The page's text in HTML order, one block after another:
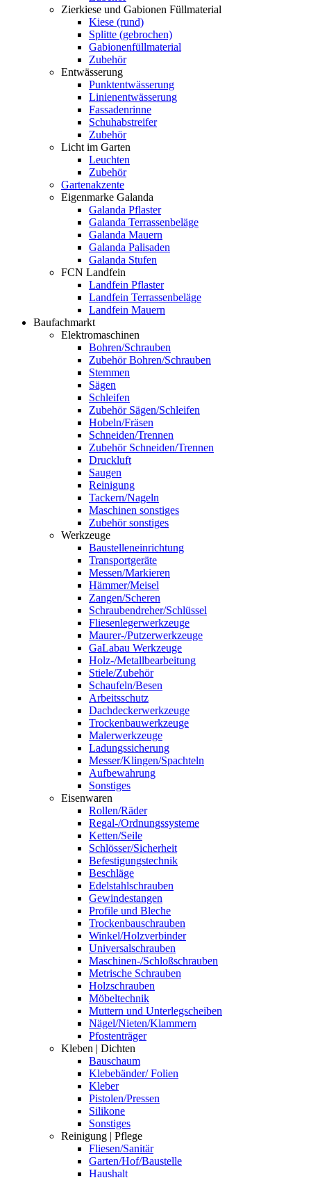
Zierkiese und Gabionen Füllmaterial
Kiese (rund)
Splitte (gebrochen)
Gabionenfüllmaterial
Zubehör
Entwässerung
Punktentwässerung
Linienentwässerung
Fassadenrinne
Schuhabstreifer
Zubehör
Licht im Garten
Leuchten
Zubehör
Gartenakzente
Eigenmarke Galanda
Galanda Pflaster
Galanda Terrassenbeläge
Galanda Mauern
Galanda Palisaden
Galanda Stufen
FCN Landfein
Landfein Pflaster
Landfein Terrassenbeläge
Landfein Mauern
Baufachmarkt
Elektromaschinen
Bohren/Schrauben
Zubehör Bohren/Schrauben
Stemmen
Sägen
Schleifen
Zubehör Sägen/Schleifen
Hobeln/Fräsen
Schneiden/Trennen
Zubehör Schneiden/Trennen
Druckluft
Saugen
Reinigung
Tackern/Nageln
Maschinen sonstiges
Zubehör sonstiges
Werkzeuge
Baustelleneinrichtung
Transportgeräte
Messen/Markieren
Hämmer/Meisel
Zangen/Scheren
Schraubendreher/Schlüssel
Fliesenlegerwerkzeuge
Maurer-/Putzerwerkzeuge
GaLabau Werkzeuge
Holz-/Metallbearbeitung
Stiele/Zubehör
Schaufeln/Besen
Arbeitsschutz
Dachdeckerwerkzeuge
Trockenbauwerkzeuge
Malerwerkzeuge
Ladungssicherung
Messer/Klingen/Spachteln
Aufbewahrung
Sonstiges
Eisenwaren
Rollen/Räder
Regal-/Ordnungssysteme
Ketten/Seile
Schlösser/Sicherheit
Befestigungstechnik
Beschläge
Edelstahlschrauben
Gewindestangen
Profile und Bleche
Trockenbauschrauben
Winkel/Holzverbinder
Universalschrauben
Maschinen-/Schloßschrauben
Metrische Schrauben
Holzschrauben
Möbeltechnik
Muttern und Unterlegscheiben
Nägel/Nieten/Klammern
Pfostenträger
Kleben | Dichten
Bauschaum
Klebebänder/ Folien
Kleber
Pistolen/Pressen
Silikone
Sonstiges
Reinigung | Pflege
Fliesen/Sanitär
Garten/Hof/Baustelle
Haushalt